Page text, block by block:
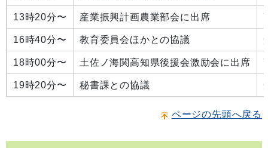
13時20分〜 産業振興計画農業部会に出席
16時40分〜 教育委員会ほかとの協議
18時00分〜 土佐ノ海関高知県後援会激励会に出席
19時20分〜 秘書課との協議
ページの先頭へ戻る